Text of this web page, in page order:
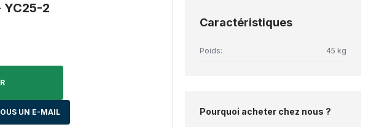
2
UN E-MAIL
Caractéristiques
Poids: 45 kg
Pourquoi acheter chez nous ?